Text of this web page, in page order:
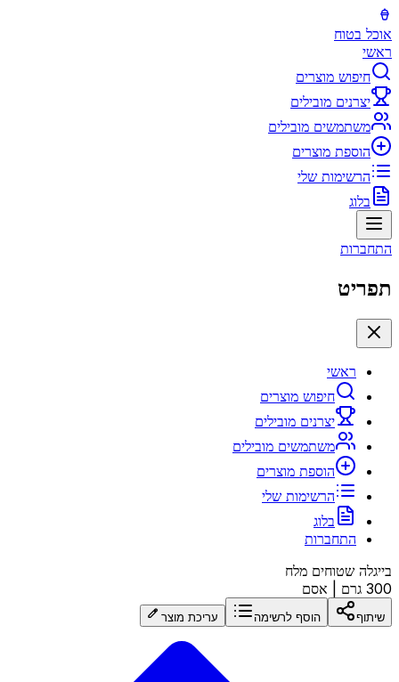
אוכל בטוח
ראשי
חיפוש מוצרים
יצרנים מובילים
משתמשים מובילים
הוספת מוצרים
הרשימות שלי
בלוג
התחברות
תפריט
ראשי
חיפוש מוצרים
יצרנים מובילים
משתמשים מובילים
הוספת מוצרים
הרשימות שלי
בלוג
התחברות
בייגלה שטוחים מלח
300 גרם
אסם
שיתוף הוסף לרשימה עריכת מוצר